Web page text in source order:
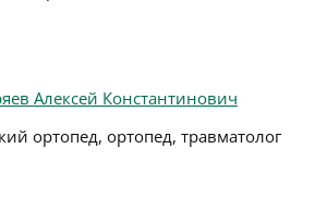
Алексей Константинович
ортопед, ортопед, травматолог